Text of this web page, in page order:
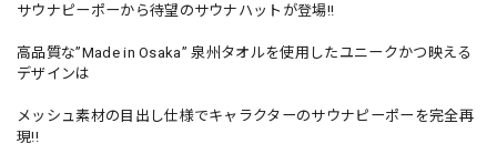
サウナピーポーから待望のサウナハットが登場!!
高品質な”Made in Osaka” 泉州タオルを使用したユニークかつ映える
デザインは
メッシュ素材の目出し仕様でキャラクターのサウナピーポーを完全再
現!!